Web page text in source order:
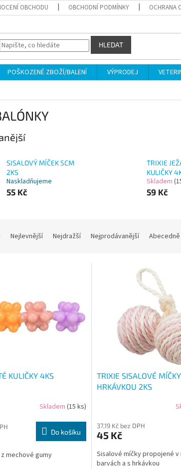
OBCHODU OBCHODNÍ PODMÍNKY OCHRANA
HLEDAT
POŠKOZENÉ ZBOŽÍ/BALENÍ VÝPRODEJ
SISALOVÝ MÍČEK 5CM
2KS
Naskladňujeme
55 Kč
TRIXIE
KULIČKY
Skladem
59 Kč
Nejlevnější Nejdražší Nejprodávanější Abecedně
KULIČKY 4KS
Skladem (15 ks)
Do košíku
mechové gumy
TRIXIE SISALOVÉ
HRKÁVKOU 2KS
37,19 Kč bez DPH
45 Kč
Sisalové míčky propojené v
barvách a s hrkávkou